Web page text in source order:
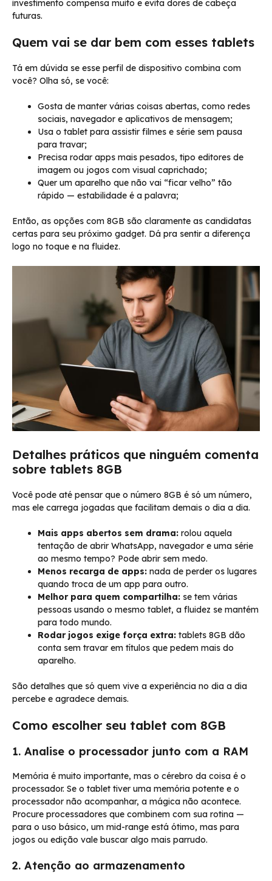
investimento compensa muito e evita dores de cabeça
futuras.
Quem vai se dar bem com esses tablets
Tá em dúvida se esse perfil de dispositivo combina com
você? Olha só, se você:
Gosta de manter várias coisas abertas, como redes
sociais, navegador e aplicativos de mensagem;
Usa o tablet para assistir filmes e série sem pausa
para travar;
Precisa rodar apps mais pesados, tipo editores de
imagem ou jogos com visual caprichado;
Quer um aparelho que não vai “ficar velho” tão
rápido — estabilidade é a palavra;
Então, as opções com 8GB são claramente as candidatas
certas para seu próximo gadget. Dá pra sentir a diferença
logo no toque e na fluidez.
Detalhes práticos que ninguém comenta
sobre tablets 8GB
Você pode até pensar que o número 8GB é só um número,
mas ele carrega jogadas que facilitam demais o dia a dia.
Mais apps abertos sem drama: rolou aquela
tentação de abrir WhatsApp, navegador e uma série
ao mesmo tempo? Pode abrir sem medo.
Menos recarga de apps: nada de perder os lugares
quando troca de um app para outro.
Melhor para quem compartilha: se tem várias
pessoas usando o mesmo tablet, a fluidez se mantém
para todo mundo.
Rodar jogos exige força extra: tablets 8GB dão
conta sem travar em títulos que pedem mais do
aparelho.
São detalhes que só quem vive a experiência no dia a dia
percebe e agradece demais.
Como escolher seu tablet com 8GB
1. Analise o processador junto com a RAM
Memória é muito importante, mas o cérebro da coisa é o
processador. Se o tablet tiver uma memória potente e o
processador não acompanhar, a mágica não acontece.
Procure processadores que combinem com sua rotina —
para o uso básico, um mid-range está ótimo, mas para
jogos ou edição vale buscar algo mais parrudo.
2. Atenção ao armazenamento